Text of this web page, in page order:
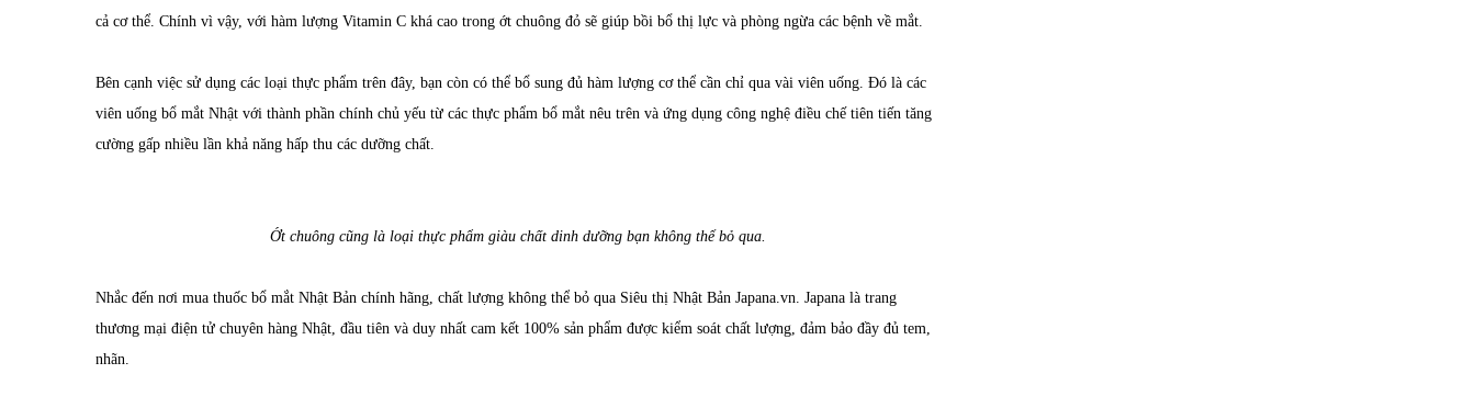
cả cơ thể. Chính vì vậy, với hàm lượng Vitamin C khá cao trong ớt chuông đỏ sẽ giúp bồi bổ thị lực và phòng ngừa các bệnh về mắt.
Bên cạnh việc sử dụng các loại thực phẩm trên đây, bạn còn có thể bổ sung đủ hàm lượng cơ thể cần chỉ qua vài viên uống. Đó là các
viên uống bổ mắt Nhật với thành phần chính chủ yếu từ các thực phẩm bổ mắt nêu trên và ứng dụng công nghệ điều chế tiên tiến tăng
cường gấp nhiều lần khả năng hấp thu các dưỡng chất.
Ớt chuông cũng là loại thực phẩm giàu chất dinh dưỡng bạn không thể bỏ qua.
Nhắc đến nơi mua thuốc bổ mắt Nhật Bản chính hãng, chất lượng không thể bỏ qua Siêu thị Nhật Bản Japana.vn. Japana là trang
thương mại điện tử chuyên hàng Nhật, đầu tiên và duy nhất cam kết 100% sản phẩm được kiểm soát chất lượng, đảm bảo đầy đủ tem,
nhãn.